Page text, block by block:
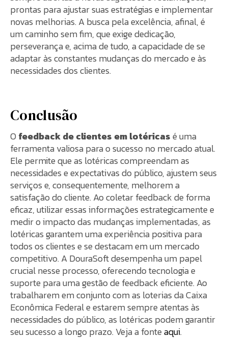
prontas para ajustar suas estratégias e implementar
novas melhorias. A busca pela excelência, afinal, é
um caminho sem fim, que exige dedicação,
perseverança e, acima de tudo, a capacidade de se
adaptar às constantes mudanças do mercado e às
necessidades dos clientes.
Conclusão
O feedback de clientes em lotéricasé uma
ferramenta valiosa para o sucesso no mercado atual.
Ele permite que as lotéricas compreendam as
necessidades e expectativas do público, ajustem seus
serviços e, consequentemente, melhorem a
satisfação do cliente. Ao coletar feedback de forma
eficaz, utilizar essas informações estrategicamente e
medir o impacto das mudanças implementadas, as
lotéricas garantem uma experiência positiva para
todos os clientes e se destacam em um mercado
competitivo. A DouraSoft desempenha um papel
crucial nesse processo, oferecendo tecnologia e
suporte para uma gestão de feedback eficiente. Ao
trabalharem em conjunto com as loterias da Caixa
Econômica Federal e estarem sempre atentas às
necessidades do público, as lotéricas podem garantir
seu sucesso a longo prazo. Veja a fonteaqui.